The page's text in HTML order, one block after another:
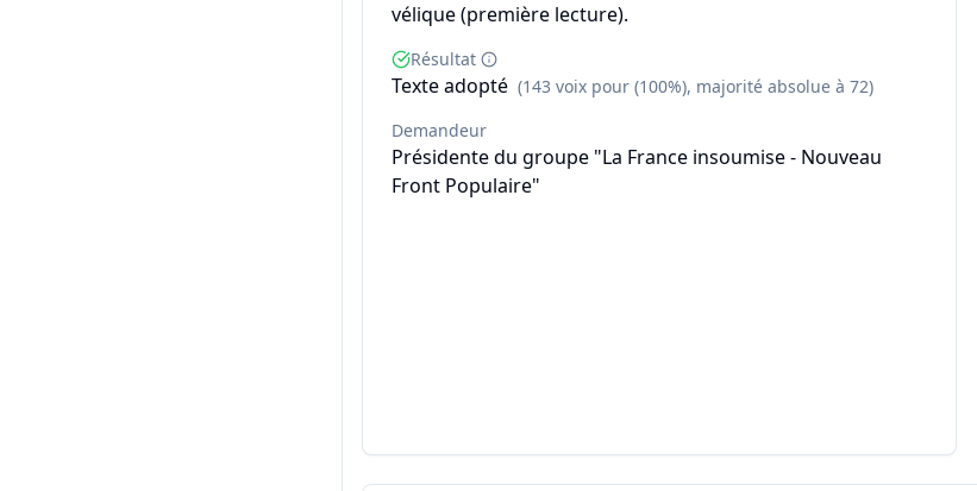
vélique (première lecture).
Résultat
Texte adopté (143 voix pour (100%), majorité absolue à 72)
Demandeur
Présidente du groupe "La France insoumise - Nouveau
Front Populaire"